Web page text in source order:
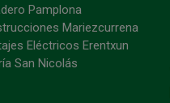
Pamplona
Mariezcurrena
Eléctricos Erentxun
San Nicolás